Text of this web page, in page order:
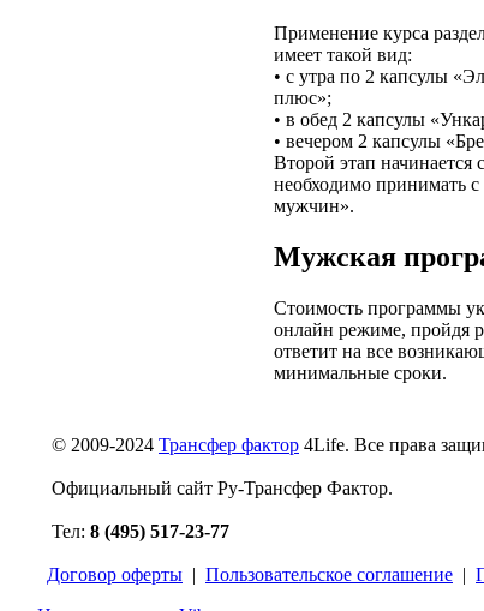
Применение курса
имеет такой вид:
• с утра по 2 капсулы
плюс»;
• в обед 2 капсулы
• вечером 2 капсулы
Второй этап начинается
необходимо принимать
мужчин».
Мужская
Стоимость программы
онлайн режиме, пройдя
ответит на все
минимальные сроки.
© 2009-2024 Трансфер фактор 4Life. Все права
Официальный сайт Ру-Трансфер Фактор.
Тел: 8 (495) 517-23-77
Договор оферты | Пользовательское соглашение |